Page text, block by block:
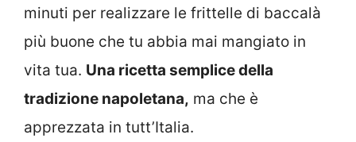
minuti per realizzare le frittelle di baccalà
più buone che tu abbia mai mangiato in
vita tua. Una ricetta semplice della
tradizione napoletana, ma che è
apprezzata in tutt’Italia.